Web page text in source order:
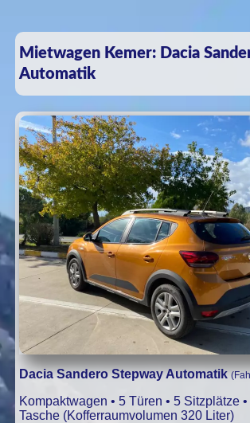
Mietwagen Kemer: Dacia
Automatik
Dacia Sandero Stepway Automatik
Kompaktwagen • 5 Türen • 5 Sitzplätze
Tasche (Kofferraumvolumen 320 Liter)